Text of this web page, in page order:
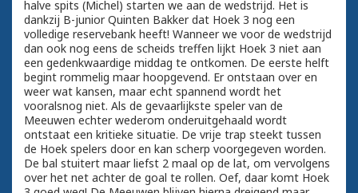
halve spits (Michel) starten we aan de wedstrijd. Het is
dankzij B-junior Quinten Bakker dat Hoek 3 nog een
volledige reservebank heeft! Wanneer we voor de wedstrijd
dan ook nog eens de scheids treffen lijkt Hoek 3 niet aan
een gedenkwaardige middag te ontkomen. De eerste helft
begint rommelig maar hoopgevend. Er ontstaan over en
weer wat kansen, maar echt spannend wordt het
vooralsnog niet. Als de gevaarlijkste speler van de
Meeuwen echter wederom onderuitgehaald wordt
ontstaat een kritieke situatie. De vrije trap steekt tussen
de Hoek spelers door en kan scherp voorgegeven worden.
De bal stuitert maar liefst 2 maal op de lat, om vervolgens
over het net achter de goal te rollen. Oef, daar komt Hoek